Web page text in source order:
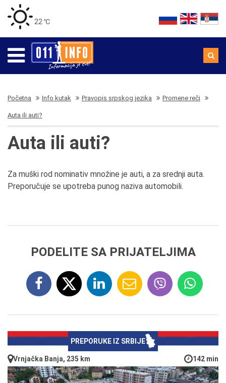
22 ℃
Početna Info kutak Pravopis srpskog jezika Promene reči
Auta ili auti?
Auta ili auti?
Za muški rod nominativ množine je auti, a za srednji auta.
Preporučuje se upotreba punog naziva automobili.
PODELITE SA PRIJATELJIMA
PREPORUKE IZ SRBIJE
Vrnjačka Banja, 235 km 142 min